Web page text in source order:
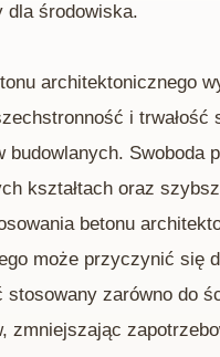
dla środowiska.
architektonicznego
i trwałość
Swoboda
kształtach oraz
betonu
może przyczynić się
zarówno do
zmniejszając